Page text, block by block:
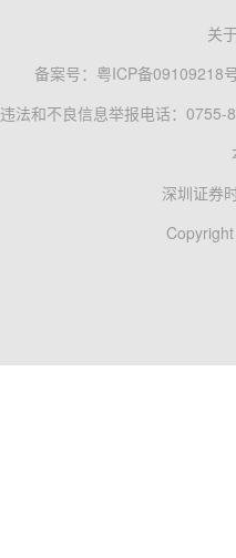
关
备案号： 粤ICP备09109218
违法和不良信息举报电话：0755-
深圳证券